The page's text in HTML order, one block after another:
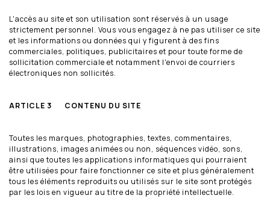
L'accès au site et son utilisation sont réservés à un usage
strictement personnel. Vous vous engagez à ne pas utiliser ce site
et les informations ou données qui y figurent à des fins
commerciales, politiques, publicitaires et pour toute forme de
sollicitation commerciale et notamment l'envoi de courriers
électroniques non sollicités.
ARTICLE 3 CONTENU DU SITE
Toutes les marques, photographies, textes, commentaires,
illustrations, images animées ou non, séquences vidéo, sons,
ainsi que toutes les applications informatiques qui pourraient
être utilisées pour faire fonctionner ce site et plus généralement
tous les éléments reproduits ou utilisés sur le site sont protégés
par les lois en vigueur au titre de la propriété intellectuelle.